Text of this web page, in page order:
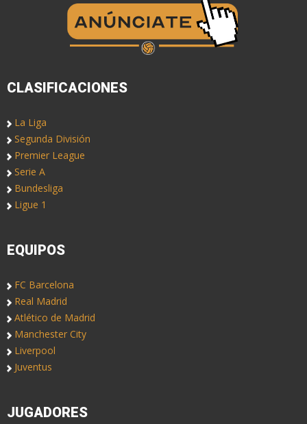
CLASIFICACIONES
La Liga
Segunda División
Premier League
Serie A
Bundesliga
Ligue 1
EQUIPOS
FC Barcelona
Real Madrid
Atlético de Madrid
Manchester City
Liverpool
Juventus
JUGADORES